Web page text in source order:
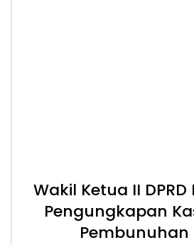
Wakil Ketua II
Pengungkapan
Pembunuhan